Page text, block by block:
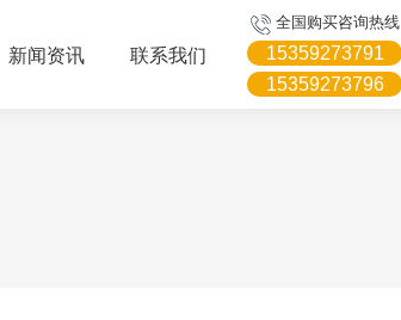
新闻资讯 联系我们
全国购买咨询热线
15359273791
15359273796